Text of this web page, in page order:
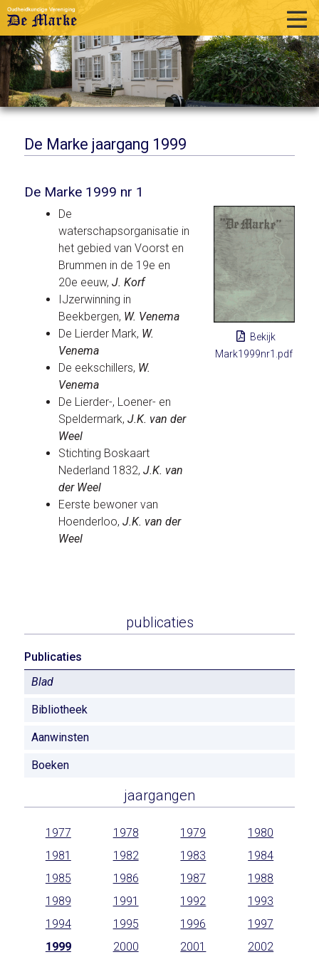
home
historie
activiteiten
contact
De Marke jaargang 1999
De Marke 1999 nr 1
Bekijk
Mark1999nr1.pdf
De
waterschapsorganisatie in
het gebied van Voorst en
Brummen in de 19e en
20e eeuw,J. Korf
IJzerwinning in
Beekbergen, W. Venema
De Lierder Mark, W.
Venema
De eekschillers, W.
Venema
De Lierder-, Loener- en
Speldermark,J.K. van der
Weel
Stichting Boskaart
Nederland 1832,J.K. van
der Weel
Eerste bewoner van
Hoenderloo,J.K. van der
Weel
publicaties
Publicaties
Blad
Bibliotheek
Aanwinsten
Boeken
jaargangen
1977 1978 1979
1980
1981
1982 1983
1984
1985
1986 1987
1988
1989
1991 1992
1993
1994
1995 1996
1997
1999
2000 2001 2002